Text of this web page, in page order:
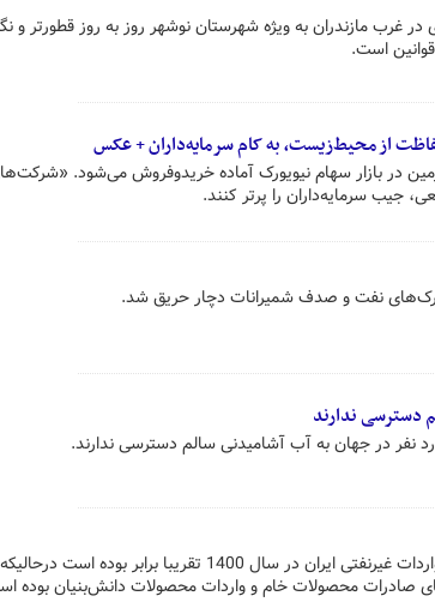
غرب مازندران به ویژه شهرستان نوشهر روز به روز قطورتر و
است.
از محیط‌زیست، به کام سرمایه‌داران + عکس
در بازار سهام نیویورک آماده خریدوفروش می‌شود.
جیب سرمایه‌داران را پرتر کنند.
نفت و صدف شمیرانات دچار حریق شد.
طبق گزارش سازمان توسعه تجارت ارزش صادرات و واردات غیرنفتی ایران در سال 1400 تقریبا برابر
صادرات محصولات خام و واردات محصولات دانش‌بنیان بوده